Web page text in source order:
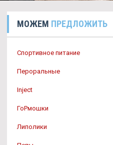
МОЖЕМ ПРЕДЛОЖИТЬ
Спортивное питание
Пероральные
Inject
ГоРмошки
Липолики